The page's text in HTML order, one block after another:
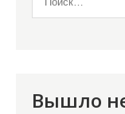
Вышло